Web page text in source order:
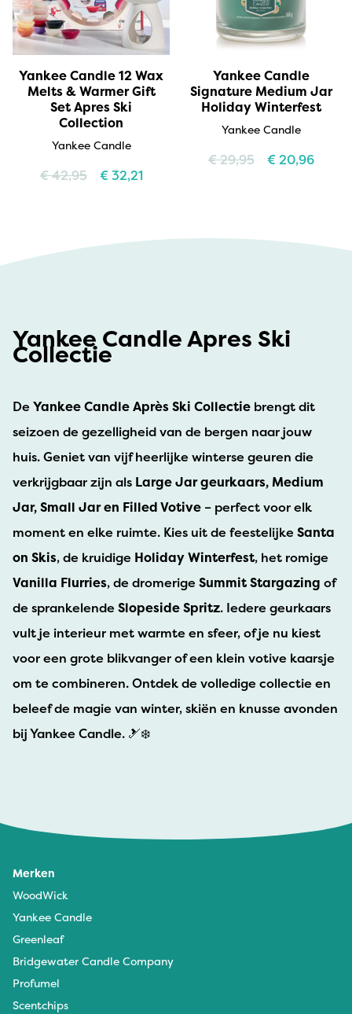
Yankee Candle 12 Wax
Melts & Warmer Gift
Set Apres Ski
Collection
Yankee Candle
€42,95 €32,21
Yankee Candle
Signature Medium Jar
Holiday Winterfest
Yankee Candle
€29,95 €20,96
Yankee Candle Apres Ski
Collectie
De Yankee Candle Après Ski Collectie brengt dit
seizoen de gezelligheid van de bergen naar jouw
huis. Geniet van vijf heerlijke winterse geuren die
verkrijgbaar zijn als Large Jar geurkaars, Medium
Jar, Small Jar en Filled Votive – perfect voor elk
moment en elke ruimte. Kies uit de feestelijke Santa
on Skis, de kruidige Holiday Winterfest, het romige
Vanilla Flurries, de dromerige Summit Stargazing of
de sprankelende Slopeside Spritz. Iedere geurkaars
vult je interieur met warmte en sfeer, of je nu kiest
voor een grote blikvanger of een klein votive kaarsje
om te combineren. Ontdek de volledige collectie en
beleef de magie van winter, skiën en knusse avonden
bij Yankee Candle. 🎿❄️
Merken
WoodWick
Yankee Candle
Greenleaf
Bridgewater Candle Company
Profumel
Scentchips